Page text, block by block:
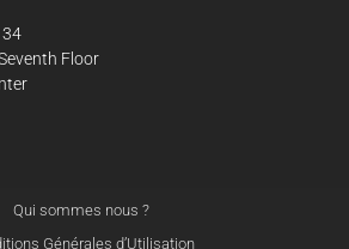
34
Floor
Qui sommes nous ?
Générales d’Utilisation